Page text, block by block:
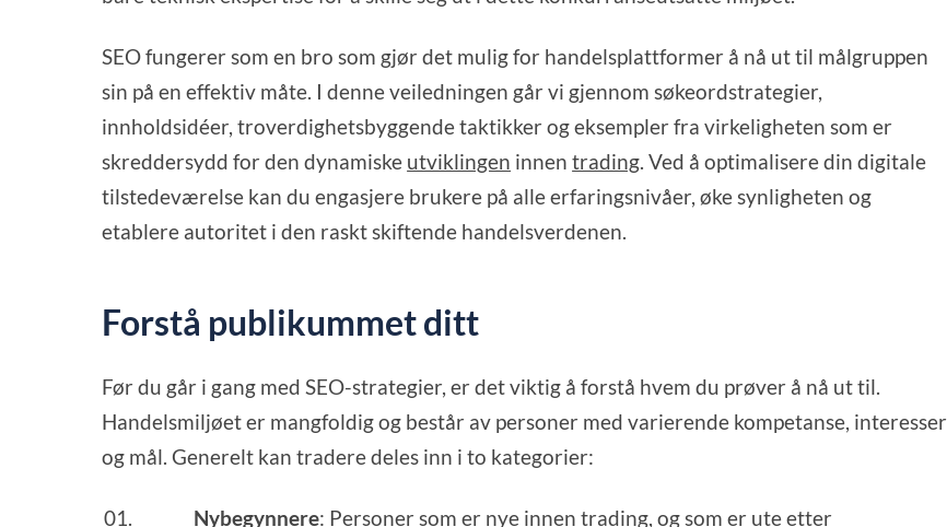
SEO fungerer som en bro som gjør det mulig for handelsplattformer å nå ut til målgruppen
sin på en effektiv måte. I denne veiledningen går vi gjennom søkeordstrategier,
innholdsidéer, troverdighetsbyggende taktikker og eksempler fra virkeligheten som er
skreddersydd for den dynamiske utviklingen innentrading. Ved å optimalisere din digitale
tilstedeværelse kan du engasjere brukere på alle erfaringsnivåer, øke synligheten og
etablere autoritet i den raskt skiftende handelsverdenen.
Forstå publikummet ditt
Før du går i gang med SEO-strategier, er det viktig å forstå hvem du prøver å nå ut til.
Handelsmiljøet er mangfoldig og består av personer med varierende kompetanse, interesser
og mål. Generelt kan tradere deles inn i to kategorier:
Nybegynnere: Personer som er nye innen trading, og som er ute etter